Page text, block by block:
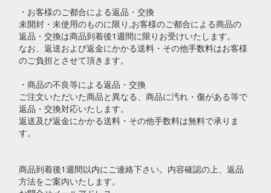
・お客様のご都合による返品・交換
未開封・未使用のものに限り,お客様のご都合による商品の
返品・交換は商品到着後1週間に限りお受けいたします。
なお、返送および返金にかかる送料・その他手数料はお客様
のご負担とさせて頂きます。
・商品の不良等による返品・交換
ご注文いただいた商品と異なる、商品に汚れ・傷がある等で
返品・交換対応いたします。
返送及び返金にかかる送料・その他手数料は無料で承りま
す。
商品到着後1週間以内にご連絡下さい。内容確認の上、返品
方法をご案内いたします。